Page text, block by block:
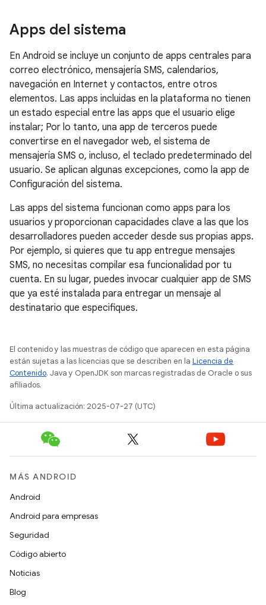
Apps del sistema
En Android se incluye un conjunto de apps centrales para
correo electrónico, mensajería SMS, calendarios,
navegación en Internet y contactos, entre otros
elementos. Las apps incluidas en la plataforma no tienen
un estado especial entre las apps que el usuario elige
instalar; Por lo tanto, una app de terceros puede
convertirse en el navegador web, el sistema de
mensajería SMS o, incluso, el teclado predeterminado del
usuario. Se aplican algunas excepciones, como la app de
Configuración del sistema.
Las apps del sistema funcionan como apps para los
usuarios y proporcionan capacidades clave a las que los
desarrolladores pueden acceder desde sus propias apps.
Por ejemplo, si quieres que tu app entregue mensajes
SMS, no necesitas compilar esa funcionalidad por tu
cuenta. En su lugar, puedes invocar cualquier app de SMS
que ya esté instalada para entregar un mensaje al
destinatario que especifiques.
El contenido y las muestras de código que aparecen en esta página
están sujetas a las licencias que se describen en la Licencia de
Contenido. Java y OpenJDK son marcas registradas de Oracle o sus
afiliados.
Última actualización: 2025-07-27 (UTC)
MÁS ANDROID
Android
Android para empresas
Seguridad
Código abierto
Noticias
Blog